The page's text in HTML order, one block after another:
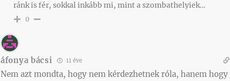
ránk is fér, sokkal inkább mi, mint a szombathelyiek…
0
áfonya bácsi 11 éve
Nem azt mondta, hogy nem kérdezhetnek róla, hanem hogy